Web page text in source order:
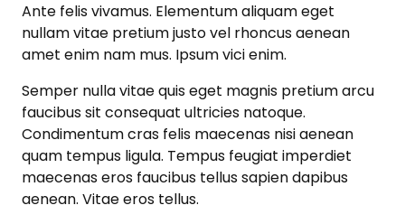
Ante felis vivamus. Elementum aliquam eget
nullam vitae pretium justo vel rhoncus aenean
amet enim nam mus. Ipsum vici enim.
Semper nulla vitae quis eget magnis pretium arcu
faucibus sit consequat ultricies natoque.
Condimentum cras felis maecenas nisi aenean
quam tempus ligula. Tempus feugiat imperdiet
maecenas eros faucibus tellus sapien dapibus
aenean. Vitae eros tellus.